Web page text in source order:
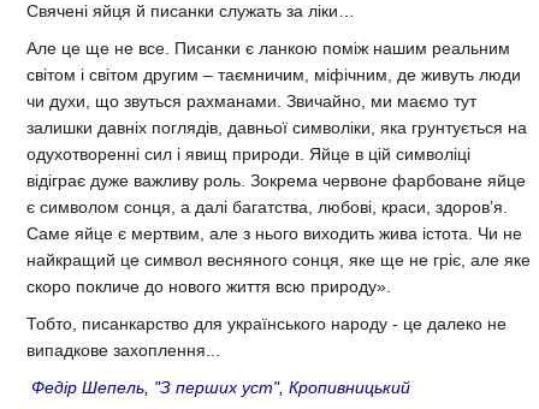
Свячені яйця й писанки служать за ліки…
Але це ще не все. Писанки є ланкою поміж нашим реальним
світом і світом другим – таємничим, міфічним, де живуть люди
чи духи, що звуться рахманами. Звичайно, ми маємо тут
залишки давніх поглядів, давньої символіки, яка грунтується на
одухотворенні сил і явищ природи. Яйце в цій символіці
відіграє дуже важливу роль. Зокрема червоне фарбоване яйце
є символом сонця, а далі багатства, любові, краси, здоров’я.
Саме яйце є мертвим, але з нього виходить жива істота. Чи не
найкращий це символ весняного сонця, яке ще не гріє, але яке
скоро покличе до нового життя всю природу».
Тобто, писанкарство для українського народу - це далеко не
випадкове захоплення...
Федір Шепель, "З перших уст", Кропивницький